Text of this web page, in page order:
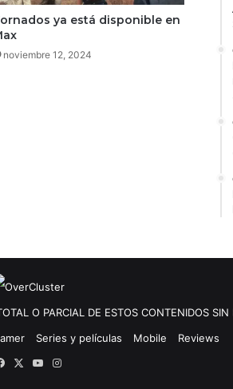
ya está disponible en
noviembre 12, 2024
O PARCIAL DE ESTOS CONTENIDOS SIN
Series y películas Mobile
Reviews
FacebookYouTubeInstagram